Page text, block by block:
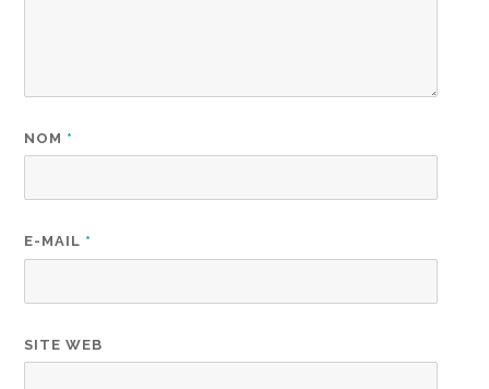
NOM *
E-MAIL *
SITE WEB